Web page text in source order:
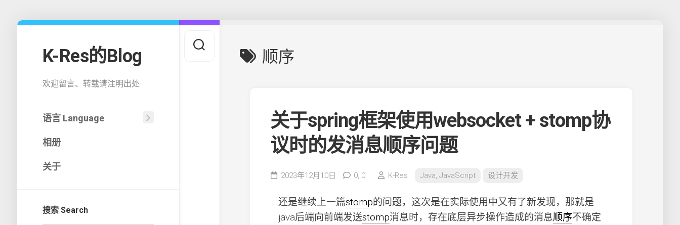
K-Res的Blog
欢迎留言、转载请注明出处
语言 Language
相册
关于
搜索 Search
顺序
关于spring框架使用websocket + stomp协
议时的发消息顺序问题
2023年12月10日 0, 0 K-Res Java, JavaScript 设计开发
还是继续上一篇stomp的问题，这次是在实际使用中又有了新发现，那就是
java后端向前端发送stomp消息时，存在底层异步操作造成的消息顺序不确定